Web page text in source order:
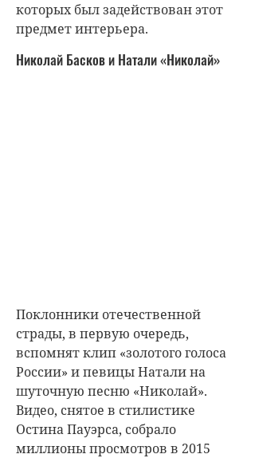
которых был задействован этот
предмет интерьера.
Николай Басков и Натали «Николай»
Поклонники отечественной
страды, в первую очередь,
вспомнят клип «золотого голоса
России» и певицы Натали на
шуточную песню «Николай».
Видео, снятое в стилистике
Остина Пауэрса, собрало
миллионы просмотров в 2015